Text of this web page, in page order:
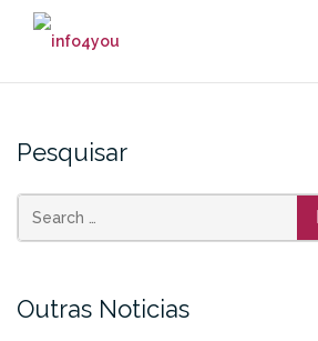
Pesquisar
Outras Noticias